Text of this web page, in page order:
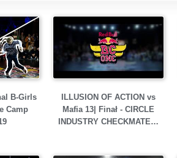
B-Girls
Camp
ILLUSION OF ACTION vs
Mafia 13| Finał - CIRCLE
INDUSTRY CHECKMATE…